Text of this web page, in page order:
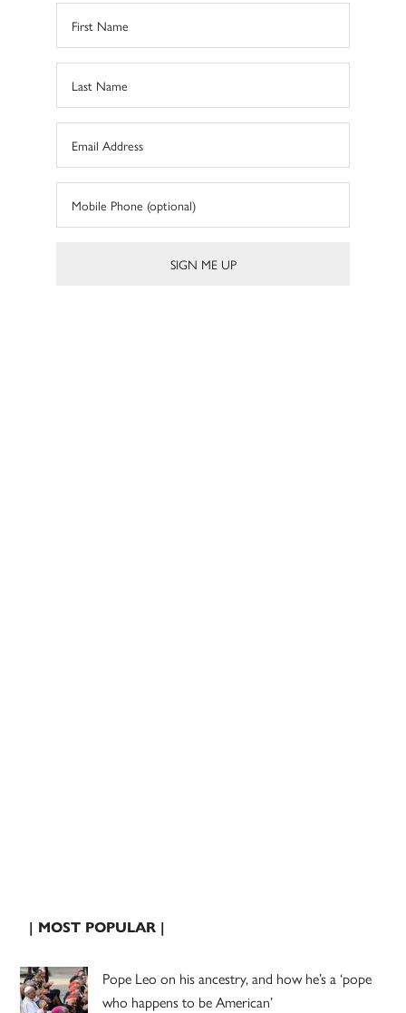
| MOST POPULAR |
Pope Leo on his ancestry, and how he’s a ‘pope
who happens to be American’